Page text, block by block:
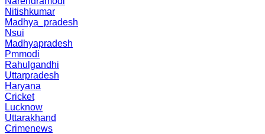
Nitishkumar
Madhya_pradesh
Nsui
Madhyapradesh
Pmmodi
Rahulgandhi
Uttarpradesh
Haryana
Cricket
Lucknow
Uttarakhand
Crimenews